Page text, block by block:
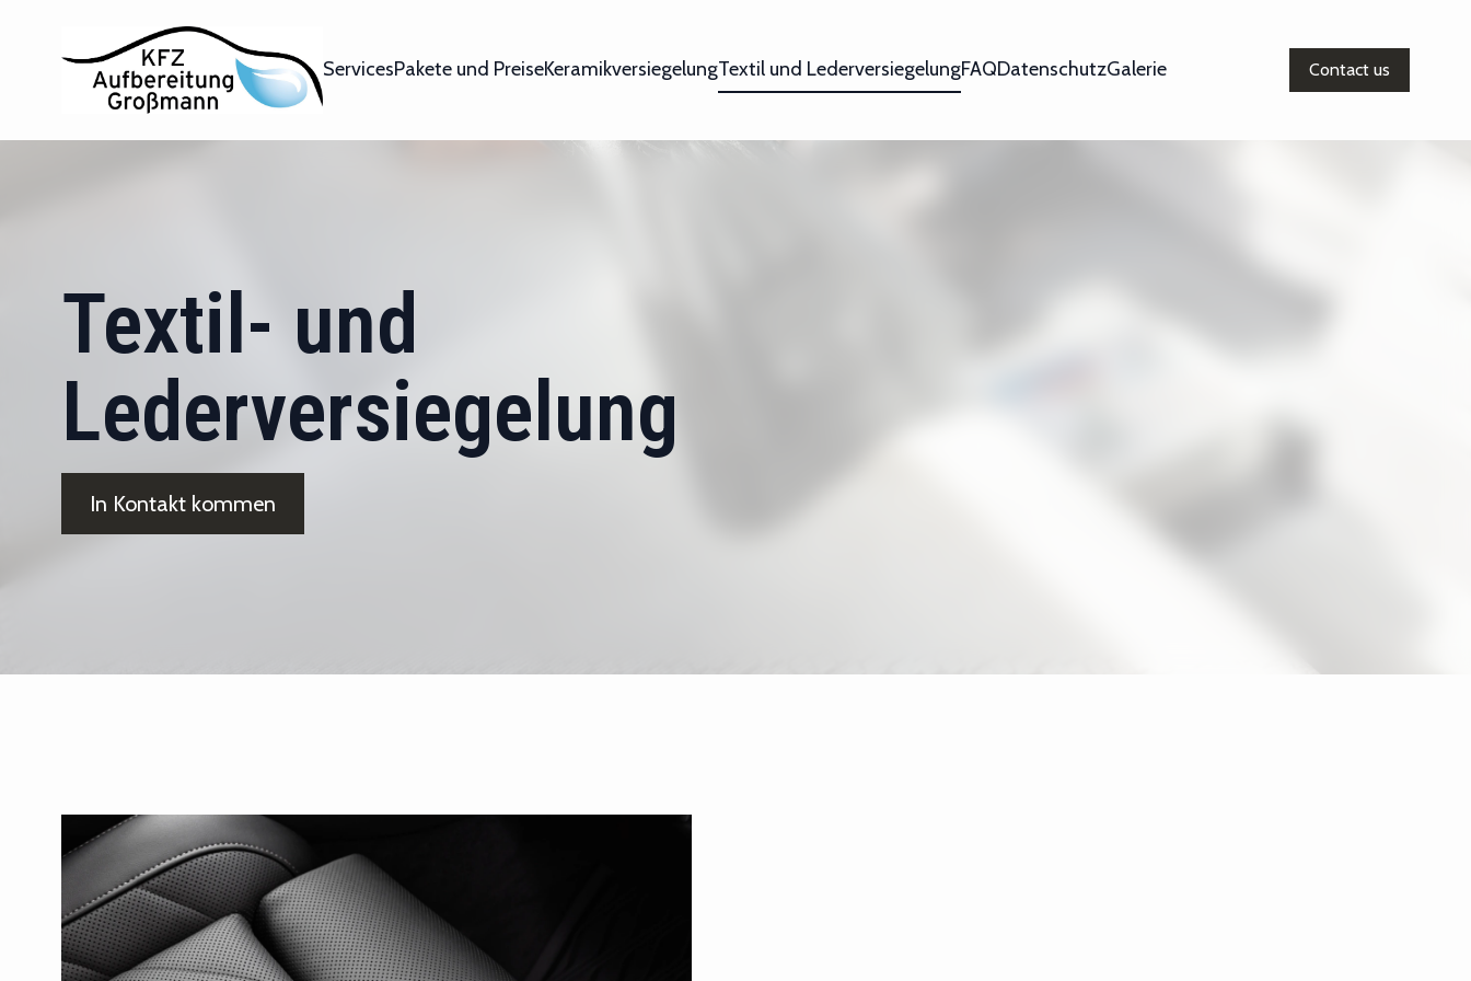
ServicesPakete und PreiseKeramikversiegelungTextil und LederversiegelungFAQDatenschutzGalerie Contact us
Textil- und
Lederversiegelung
In Kontakt kommen